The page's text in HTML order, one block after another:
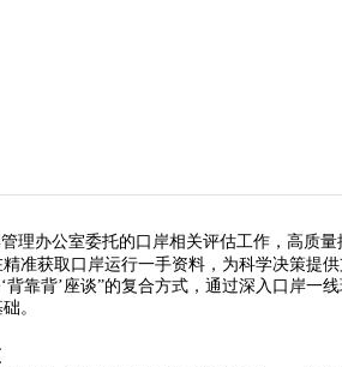
理办公室委托的口岸相关评估工作，高质量
准获取口岸运行一手资料，为科学决策提
背靠背’座谈”的复合方式，通过深入口岸一
。